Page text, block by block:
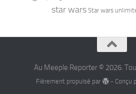
star wars Star wars
Au Meeple Reporter © 2026.
Fièrement propulsé par - Conçu